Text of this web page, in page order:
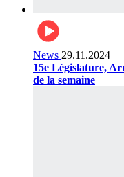
News 29.11.2024
15e Législature,
de la semaine